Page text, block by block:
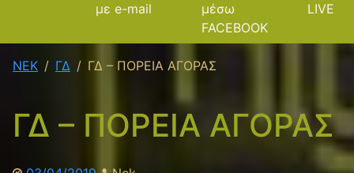
με e-mail
μέσω
FACEBOOK
LIVE
NEK ΓΔ ΓΔ – ΠΟΡΕΙΑ ΑΓΟΡΑΣ
ΓΔ – ΠΟΡΕΙΑ ΑΓΟΡΑΣ